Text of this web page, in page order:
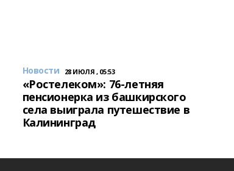
Новости 28 ИЮЛЯ , 05:53
«Ростелеком»: 76-летняя
пенсионерка из башкирского
села выиграла путешествие в
Калининград